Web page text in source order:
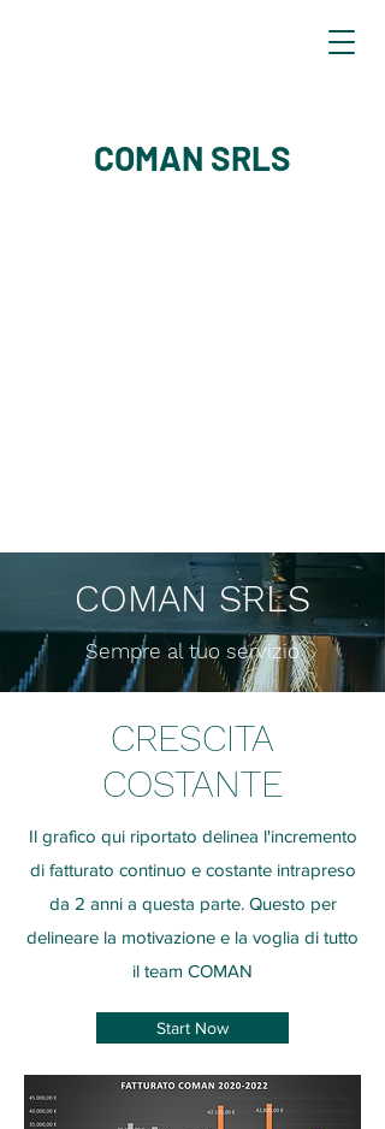
COMAN SRLS
COMAN SRLS
Sempre al tuo servizio
CRESCITA
COSTANTE
Il grafico qui riportato delinea l'incremento
di fatturato continuo e costante intrapreso
da 2 anni a questa parte. Questo per
delineare la motivazione e la voglia di tutto
il team COMAN
Start Now